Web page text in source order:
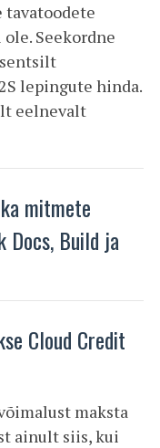
tavatoodete
Seekordne
lepingute hinda.
eelnevalt
mitmete
Docs, Build ja
Cloud Credit
maksta
ainult siis, kui